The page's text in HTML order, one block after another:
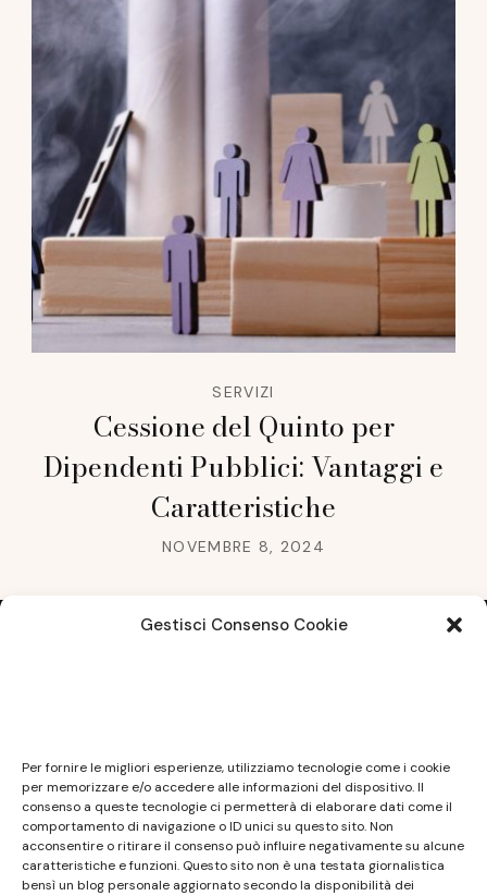
Gestisci Consenso Cookie
Per fornire le migliori esperienze, utilizziamo tecnologie come i cookie
per memorizzare e/o accedere alle informazioni del dispositivo. Il
consenso a queste tecnologie ci permetterà di elaborare dati come il
comportamento di navigazione o ID unici su questo sito. Non
acconsentire o ritirare il consenso può influire negativamente su alcune
caratteristiche e funzioni. Questo sito non è una testata giornalistica
bensì un blog personale aggiornato secondo la disponibilità dei
SERVIZI
Cessione del Quinto per
Dipendenti Pubblici: Vantaggi e
Caratteristiche
NOVEMBRE 8, 2024
non ha carattere periodico essendo aggiornato
secondo la disponibilità e la reperibilità dei materiali.
Pertanto non può essere considerato in alcun modo
un prodotto editoriale ai sensi della L. n. 62 del